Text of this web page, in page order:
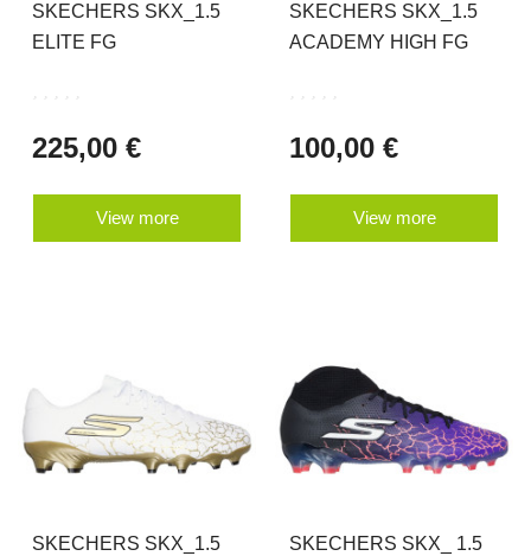
SKECHERS SKX_1.5
ELITE FG
225,00 €
View more
SKECHERS SKX_1.5
ACADEMY HIGH FG
100,00 €
View more
SKECHERS SKX_1.5
SKECHERS SKX_ 1.5